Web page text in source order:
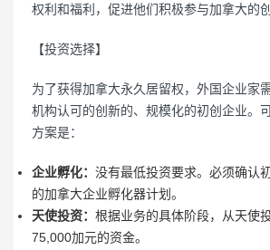
权利和福利，促进他们积极参与加拿大的创
【投资选择】
为了获得加拿大永久居留权，外国企业家
机构认可的创新的、规模化的初创企业。
方案是：
企业孵化： 没有最低投资要求。必须确认
的加拿大企业孵化器计划。
天使投资： 根据业务的具体阶段，从天使
75,000加元的资金。